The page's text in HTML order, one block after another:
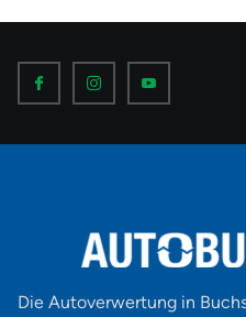
I
c
I
c
a
m
I
c
-
Die Autoverwertung in